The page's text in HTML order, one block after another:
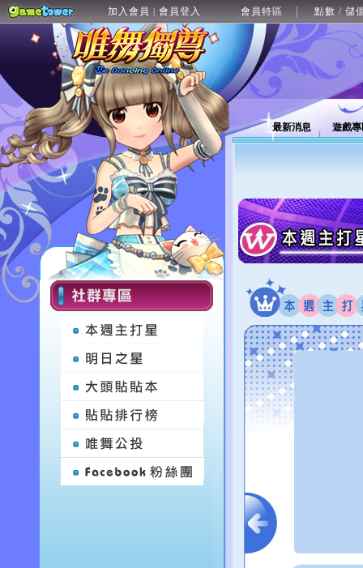
加入會員 | 會員登入 會員特區 點數 / 儲
最新消息 遊戲